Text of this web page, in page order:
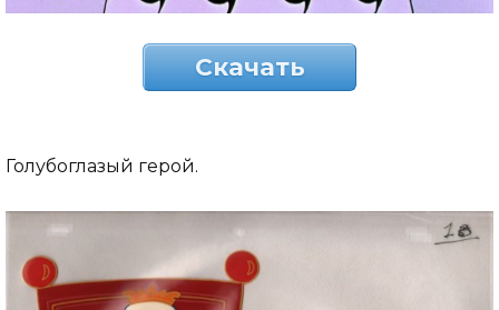
Скачать
Голубоглазый герой.